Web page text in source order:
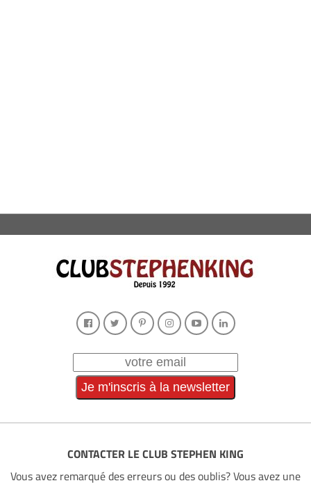
CONTACTER LE CLUB STEPHEN KING
Vous avez remarqué des erreurs ou des oublis? Vous avez une